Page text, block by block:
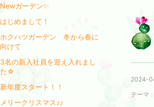
2024-
テーマ
Newガーデン✨
はじめまして！
ホクハツガーデン 冬から春に
向けて
3名の新入社員を迎え入れまし
た☆
新年度スタート！！
メリークリスマス♪♪